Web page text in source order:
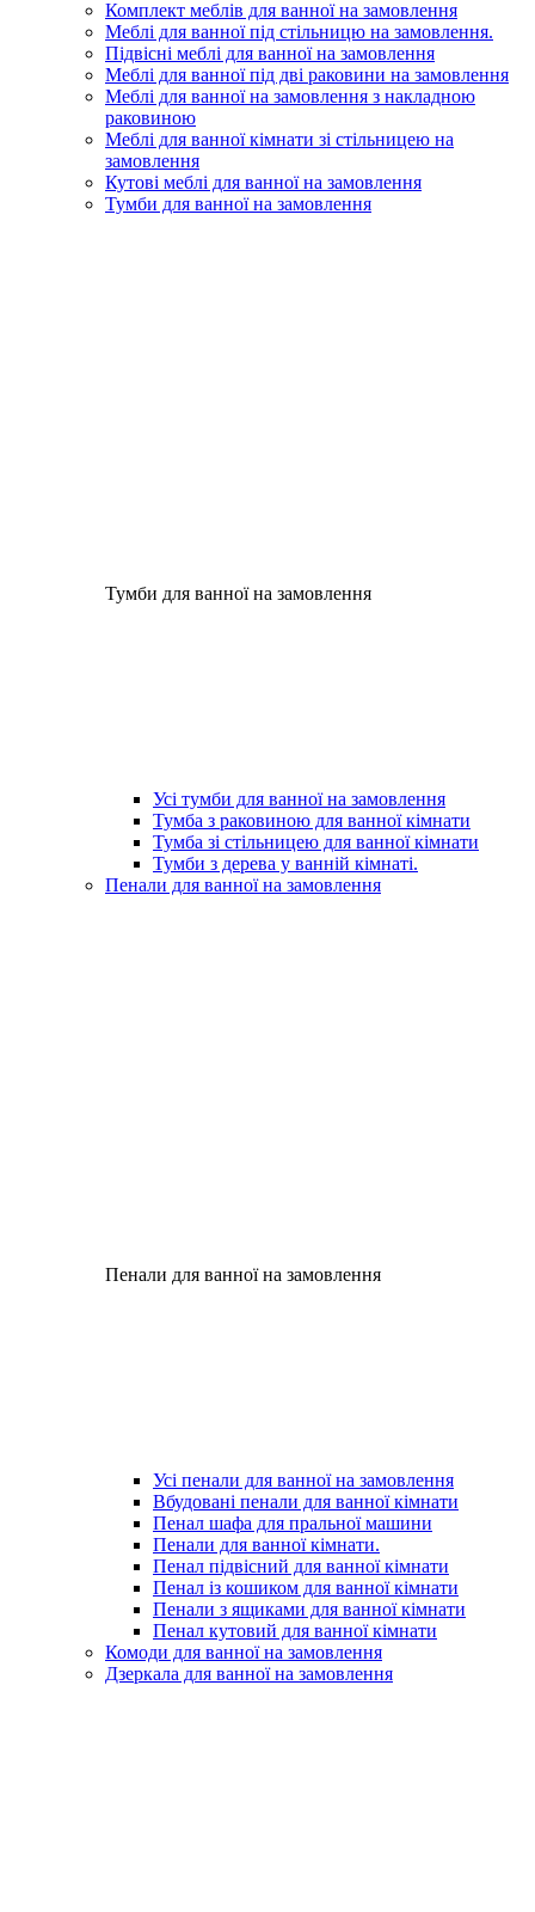
Комплект меблів для ванної на замовлення
Меблі для ванної під стільницю на замовлення.
Підвісні меблі для ванної на замовлення
Меблі для ванної під дві раковини на замовлення
Меблі для ванної на замовлення з накладною
раковиною
Меблі для ванної кімнати зі стільницею на
замовлення
Кутові меблі для ванної на замовлення
Тумби для ванної на замовлення
Тумби для ванної на замовлення
Усі тумби для ванної на замовлення
Тумба з раковиною для ванної кімнати
Тумба зі стільницею для ванної кімнати
Тумби з дерева у ванній кімнаті.
Пенали для ванної на замовлення
Пенали для ванної на замовлення
Усі пенали для ванної на замовлення
Вбудовані пенали для ванної кімнати
Пенал шафа для пральної машини
Пенали для ванної кімнати.
Пенал підвісний для ванної кімнати
Пенал із кошиком для ванної кімнати
Пенали з ящиками для ванної кімнати
Пенал кутовий для ванної кімнати
Комоди для ванної на замовлення
Дзеркала для ванної на замовлення